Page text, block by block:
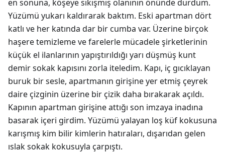
en sonuna, köşeye sıkışmış olanının önünde durdum.
Yüzümü yukarı kaldırarak baktım. Eski apartman dört
katlı ve her katında dar bir cumba var. Üzerine birçok
haşere temizleme ve farelerle mücadele şirketlerinin
küçük el ilanlarının yapıştırıldığı yarı düşmüş kunt
demir sokak kapısını zorla iteledim. Kapı, iç gıcıklayan
buruk bir sesle, apartmanın girişine yer etmiş çeyrek
daire çizginin üzerine bir çizik daha bırakarak açıldı.
Kapının apartman girişine attığı son imzaya inadına
basarak içeri girdim. Yüzümü yalayan loş küf kokusuna
karışmış kim bilir kimlerin hatıraları, dışarıdan gelen
ıslak sokak kokusuyla çarpıştı.